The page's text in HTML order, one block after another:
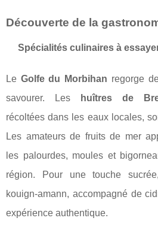
Découverte de la
Spécialités culinaires à
Le Golfe du Morbihan regorge
savourer. Les
huîtres de
récoltées dans les eaux locales,
Les amateurs de fruits de mer
les palourdes, moules et
région. Pour une touche
kouign-amann, accompagné de
expérience authentique.